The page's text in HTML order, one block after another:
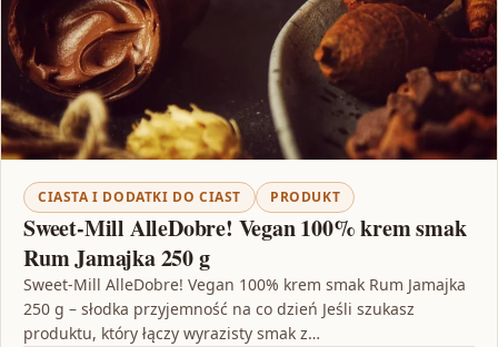
CIASTA I DODATKI DO CIAST PRODUKT
Sweet-Mill AlleDobre! Vegan 100% krem smak
Rum Jamajka 250 g
Sweet-Mill AlleDobre! Vegan 100% krem smak Rum Jamajka
250 g – słodka przyjemność na co dzień Jeśli szukasz
produktu, który łączy wyrazisty smak z…